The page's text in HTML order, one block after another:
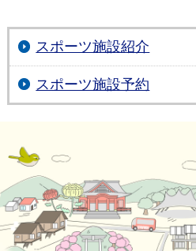
スポーツ施設紹介
スポーツ施設予約